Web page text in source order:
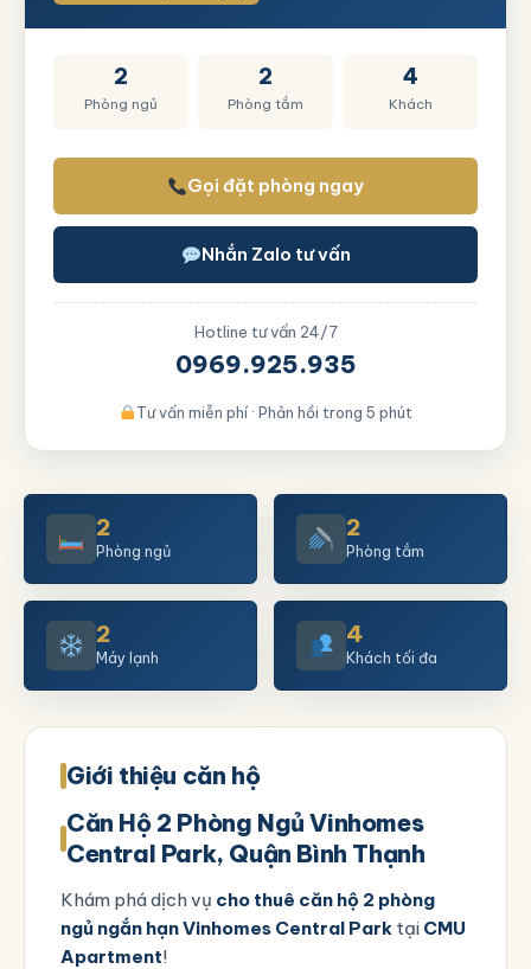
2
Phòng ngủ
2
Phòng tắm
2
Máy lạnh
4
Khách tối đa
Giới thiệu căn hộ
Căn Hộ 2 Phòng Ngủ Vinhomes
Central Park, Quận Bình Thạnh
Khám phá dịch vụ cho thuê căn hộ 2 phòng
ngủ ngắn hạn Vinhomes Central Park tại CMU
Apartment!
2
Phòng ngủ
2
Phòng tắm
4
Khách
Gọi đặt phòng ngay
Nhắn Zalo tư vấn
Hotline tư vấn 24/7
0969.925.935
Tư vấn miễn phí · Phản hồi trong 5 phút